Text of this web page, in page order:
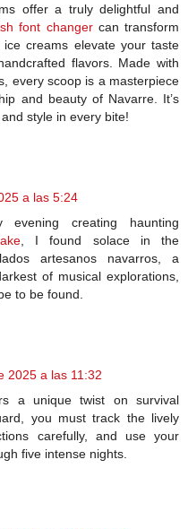
offer a truly delightful and
font changercan transform
creams elevate your taste
flavors. Made with
every scoop is a masterpiece
and beauty of Navarre. It’s
style in every bite!
a las 5:24
creating haunting
, I found solace in the
artesanos navarros, a
of musical explorations,
to be found.
2025 a las 11:32
a unique twist on survival
you must track the lively
carefully, and use your
five intense nights.